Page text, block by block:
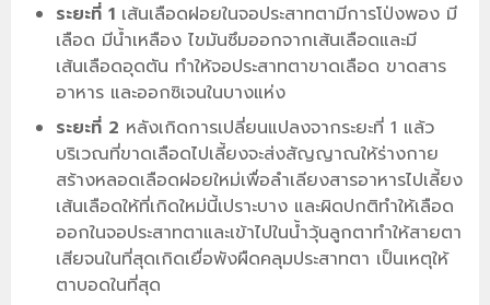
ระยะที่ 1 เส้นเลือดฝอยในจอประสาทตามีการโป่งพอง มี
เลือด มีน้ำเหลือง ไขมันซึมออกจากเส้นเลือดและมี
เส้นเลือดอุดตัน ทำให้จอประสาทตาขาดเลือด ขาดสาร
อาหาร และออกซิเจนในบางแห่ง
ระยะที่ 2 หลังเกิดการเปลี่ยนแปลงจากระยะที่ 1 แล้ว
บริเวณที่ขาดเลือดไปเลี้ยงจะส่งสัญญาณให้ร่างกาย
สร้างหลอดเลือดฝอยใหม่เพื่อลำเลียงสารอาหารไปเลี้ยง
เส้นเลือดให้ที่เกิดใหม่นี้เปราะบาง และผิดปกติทำให้เลือด
ออกในจอประสาทตาและเข้าไปในน้ำวุ้นลูกตาทำให้สายตา
เสียจนในที่สุดเกิดเยื่อพังผืดคลุมประสาทตา เป็นเหตุให้
ตาบอดในที่สุด